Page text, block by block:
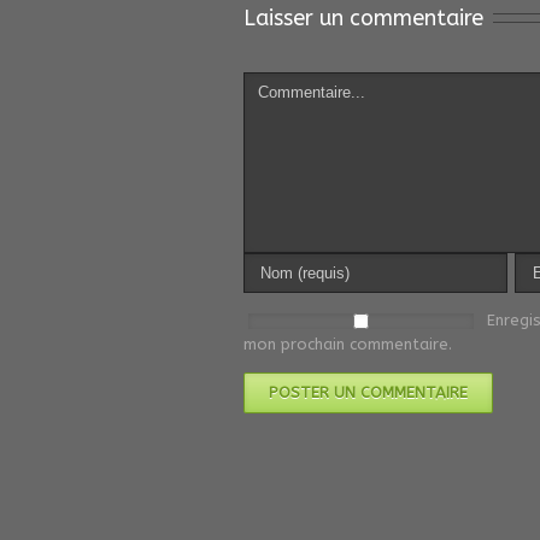
Laisser un commentaire
mon prochain commentaire.